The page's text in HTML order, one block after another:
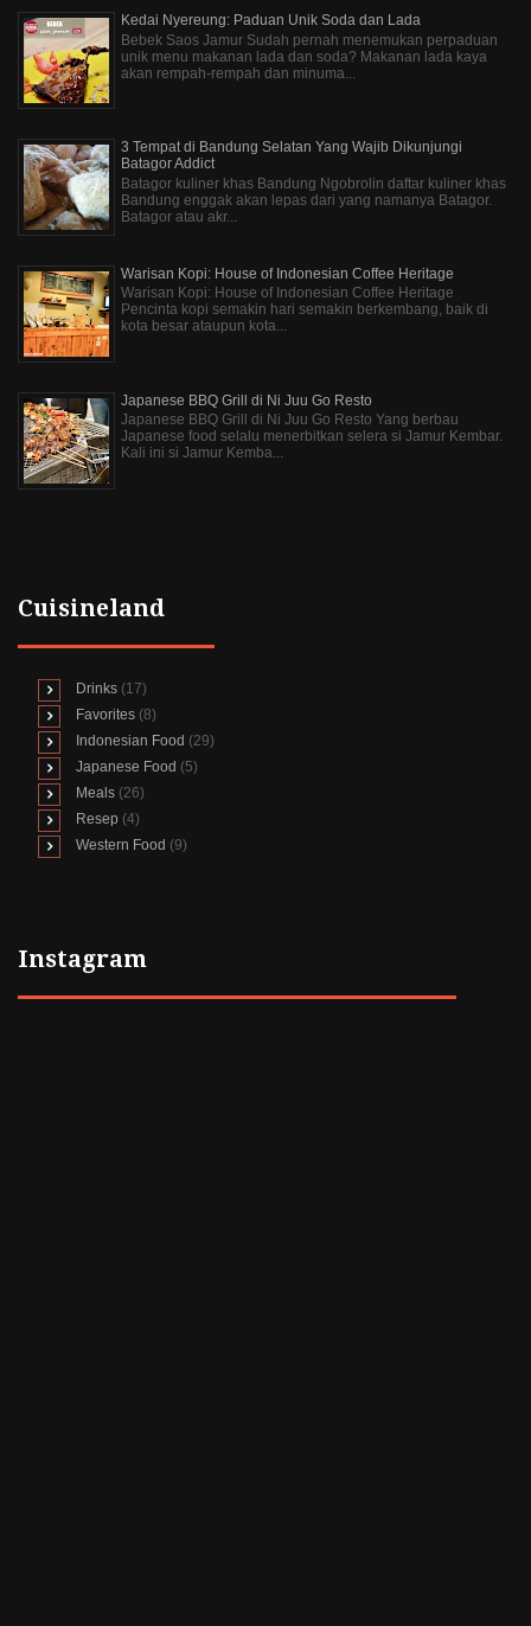
Kedai Nyereung: Paduan Unik Soda dan Lada
Bebek Saos Jamur Sudah pernah menemukan perpaduan
unik menu makanan lada dan soda? Makanan lada kaya
akan rempah-rempah dan minuma...
3 Tempat di Bandung Selatan Yang Wajib Dikunjungi
Batagor Addict
Batagor kuliner khas Bandung Ngobrolin daftar kuliner khas
Bandung enggak akan lepas dari yang namanya Batagor.
Batagor atau akr...
Warisan Kopi: House of Indonesian Coffee Heritage
Warisan Kopi: House of Indonesian Coffee Heritage
Pencinta kopi semakin hari semakin berkembang, baik di
kota besar ataupun kota...
Japanese BBQ Grill di Ni Juu Go Resto
Japanese BBQ Grill di Ni Juu Go Resto Yang berbau
Japanese food selalu menerbitkan selera si Jamur Kembar.
Kali ini si Jamur Kemba...
Cuisineland
Drinks (17)
Favorites (8)
Indonesian Food (29)
Japanese Food (5)
Meals (26)
Resep (4)
Western Food (9)
Instagram